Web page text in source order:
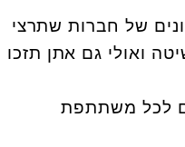
ההרשמה 2 טלפונים של חברות שתרצי
ואולי גם אתן תזכו
לכל משתתפת